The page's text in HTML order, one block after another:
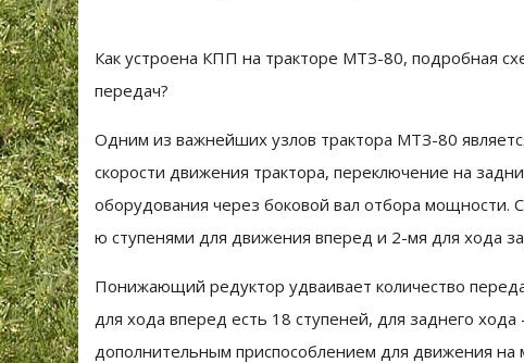
Как устроена КПП на тракторе МТЗ-80, подробная
передач?
Одним из важнейших узлов трактора МТЗ-80
скорости движения трактора, переключение на
оборудования через боковой вал отбора
ю ступенями для движения вперед и 2-мя для хода
Понижающий редуктор удваивает количество
для хода вперед есть 18 ступеней, для заднего
дополнительным приспособлением для движения